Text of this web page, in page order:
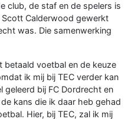
club, de staf en de spelers is
Calderwood gewerkt
was. Die samenwerking
betaald voetbal en de keuze
ik mij bij TEC verder kan
geleerd bij FC Dordrecht en
kans die ik daar heb gehad
Hier, bij TEC, zal ik mij